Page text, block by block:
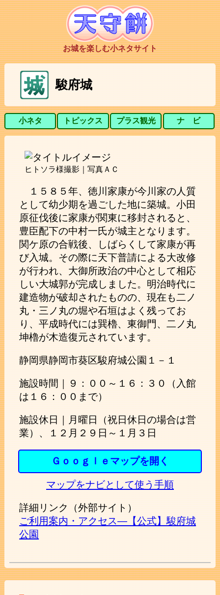
お城を楽しむ小ネタサイト
駿府城
小ネタ トピックス プラス観光 ナ ビ
ヒトソラ様撮影｜写真ＡＣ
１５８５年、徳川家康が今川家の人質
として幼少期を過ごした地に築城。小田
原征伐後に家康が関東に移封されると、
豊臣配下の中村一氏が城主となります。
関ケ原の合戦後、しばらくして家康が再
び入城。その際に天下普請による大改修
が行われ、大御所政治の中心として相応
しい大城郭が完成しました。明治時代に
建造物が破却されたものの、現在も二ノ
丸・三ノ丸の堀や石垣はよく残ってお
り、平成時代には巽櫓、東御門、二ノ丸
坤櫓が木造復元されています。
静岡県静岡市葵区駿府城公園１－１
施設時間｜９：００～１６：３０（入館
は１６：００まで）
施設休日｜月曜日（祝日休日の場合は営
業）、１２月２９日～１月３日
Ｇｏｏｇｌｅマップを開く
マップをナビとして使う手順
詳細リンク（外部サイト）
ご利用案内・アクセス―【公式】駿府城
公園